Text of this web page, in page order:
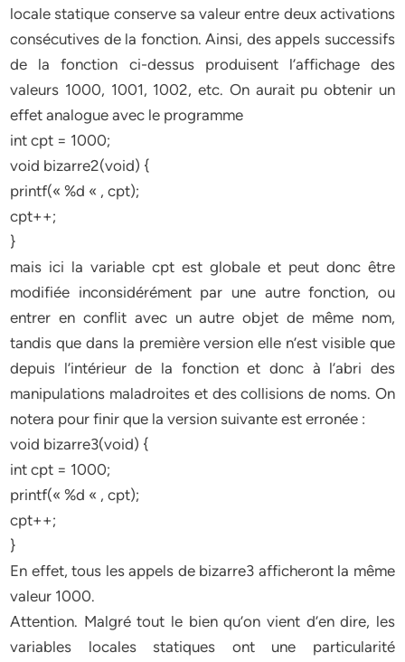
locale statique conserve sa valeur entre deux activations
consécutives de la fonction. Ainsi, des appels successifs
de la fonction ci-dessus produisent l’affichage des
valeurs 1000, 1001, 1002, etc. On aurait pu obtenir un
effet analogue avec le programme
int cpt = 1000;
void bizarre2(void) {
printf(« %d « , cpt);
cpt++;
}
mais ici la variable cpt est globale et peut donc être
modifiée inconsidérément par une autre fonction, ou
entrer en conflit avec un autre objet de même nom,
tandis que dans la première version elle n’est visible que
depuis l’intérieur de la fonction et donc à l’abri des
manipulations maladroites et des collisions de noms. On
notera pour finir que la version suivante est erronée :
void bizarre3(void) {
int cpt = 1000;
printf(« %d « , cpt);
cpt++;
}
En effet, tous les appels de bizarre3 afficheront la même
valeur 1000.
Attention. Malgré tout le bien qu’on vient d’en dire, les
variables locales statiques ont une particularité